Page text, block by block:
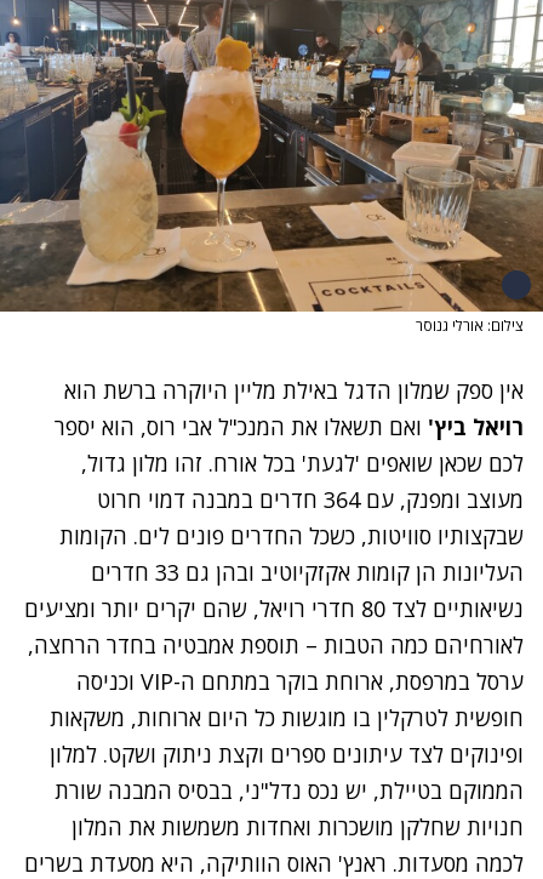
צילום: אורלי גנוסר
אין ספק שמלון הדגל באילת מליין היוקרה ברשת הוא
רויאל ביץ' ואם תשאלו את המנכ"ל אבי רוס, הוא יספר
לכם שכאן שואפים 'לגעת' בכל אורח. זהו מלון גדול,
מעוצב ומפנק, עם 364 חדרים במבנה דמוי חרוט
שבקצותיו סוויטות, כשכל החדרים פונים לים. הקומות
העליונות הן קומות אקזקיוטיב ובהן גם 33 חדרים
נשיאותיים לצד 80 חדרי רויאל, שהם יקרים יותר ומציעים
לאורחיהם כמה הטבות – תוספת אמבטיה בחדר הרחצה,
ערסל במרפסת, ארוחת בוקר במתחם ה-VIP וכניסה
חופשית לטרקלין בו מוגשות כל היום ארוחות, משקאות
ופינוקים לצד עיתונים ספרים וקצת ניתוק ושקט. למלון
הממוקם בטיילת, יש נכס נדל"ני, בבסיס המבנה שורת
חנויות שחלקן מושכרות ואחדות משמשות את המלון
לכמה מסעדות. ראנץ' האוס הוותיקה, היא מסעדת בשרים